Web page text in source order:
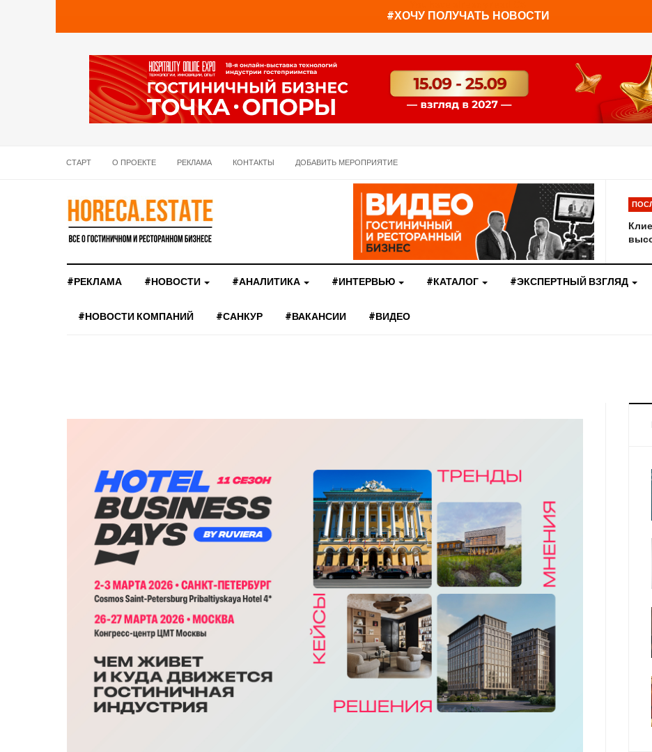
#ХОЧУ ПОЛУЧАТЬ НОВОСТИ
СТАРТ О ПРОЕКТЕ РЕКЛАМА КОНТАКТЫ ДОБАВИТЬ МЕРОПРИЯТИЕ
#РЕКЛАМА #НОВОСТИ #АНАЛИТИКА #ИНТЕРВЬЮ #КАТАЛОГ #ЭКСПЕРТНЫЙ ВЗГЛЯД
#НОВОСТИ КОМПАНИЙ #САНКУР #ВАКАНСИИ #ВИДЕО